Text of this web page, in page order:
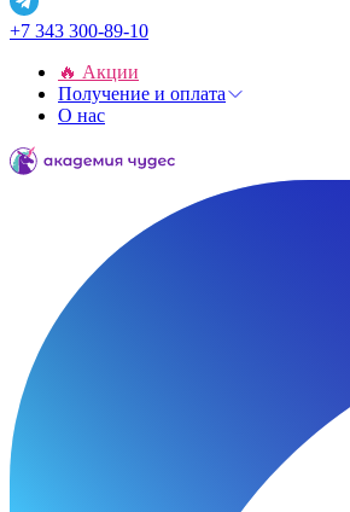
+7 343 300-89-10
🔥 Акции
Получение и оплата
О нас